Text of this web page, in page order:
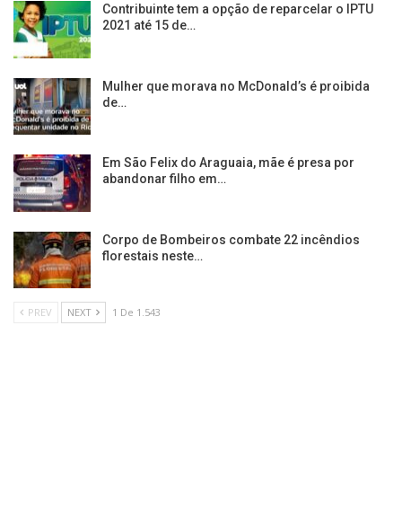
Contribuinte tem a opção de reparcelar o IPTU
2021 até 15 de…
Mulher que morava no McDonald’s é proibida
de…
Em São Felix do Araguaia, mãe é presa por
abandonar filho em…
Corpo de Bombeiros combate 22 incêndios
florestais neste…
PREV NEXT 1 De 1.543